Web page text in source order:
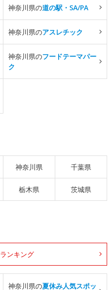
神奈川県の道の駅・SA/PA
神奈川県のアスレチック
神奈川県のフードテーマパー
ク
神奈川県 千葉県
栃木県 茨城県
ランキング
神奈川県の夏休み人気スポッ